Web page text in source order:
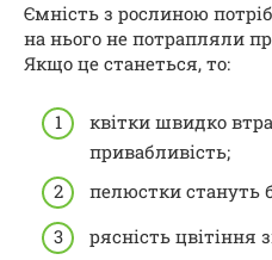
Ємність з рослиною
на нього не потрапляли
Якщо це станеться, то:
квітки швидко
привабливість;
пелюстки стануть
рясність цвітіння